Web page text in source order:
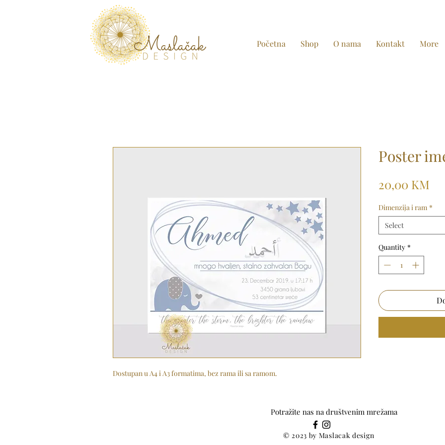
Početna Shop O nama Kontakt More
Dostupan u A4 i A3 formatima, bez rama ili sa ramom.
Poster
20,00 KM
Dimenzija i ram *
Select
Quantity *
Potražite nas na društvenim mrežama
© 2023 by Maslacak design